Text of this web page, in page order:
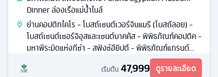
Dinner ล่องเรือแม่น้ำไนล์
ย่านคอปติกไคโร - โบสถ์เซนต์เวอร์จินแมรี (โบสถ์ลอย) -
โบสถ์เซนต์เซอร์จิอุสและเซนต์บาคคัส - พิพิธภัณฑ์คอปติค -
มหาพีระมิดแห่งกีซ่า - สฟิงซ์อียิปต์ - พิพิธภัณฑ์แกรนด์
เริ่มต้น 47,999 ดูรายละเอียด